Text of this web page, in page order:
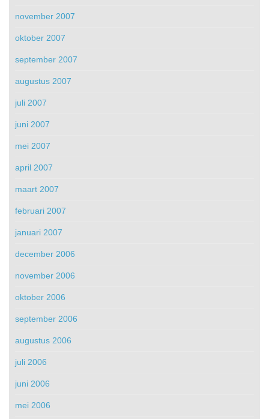
november 2007
oktober 2007
september 2007
augustus 2007
juli 2007
juni 2007
mei 2007
april 2007
maart 2007
februari 2007
januari 2007
december 2006
november 2006
oktober 2006
september 2006
augustus 2006
juli 2006
juni 2006
mei 2006